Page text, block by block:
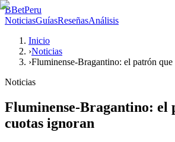
BBetPeru
NoticiasGuíasReseñasAnálisis
Inicio
›Noticias
›Fluminense-Bragantino: el patrón que
Noticias
Fluminense-Bragantino: el
cuotas ignoran